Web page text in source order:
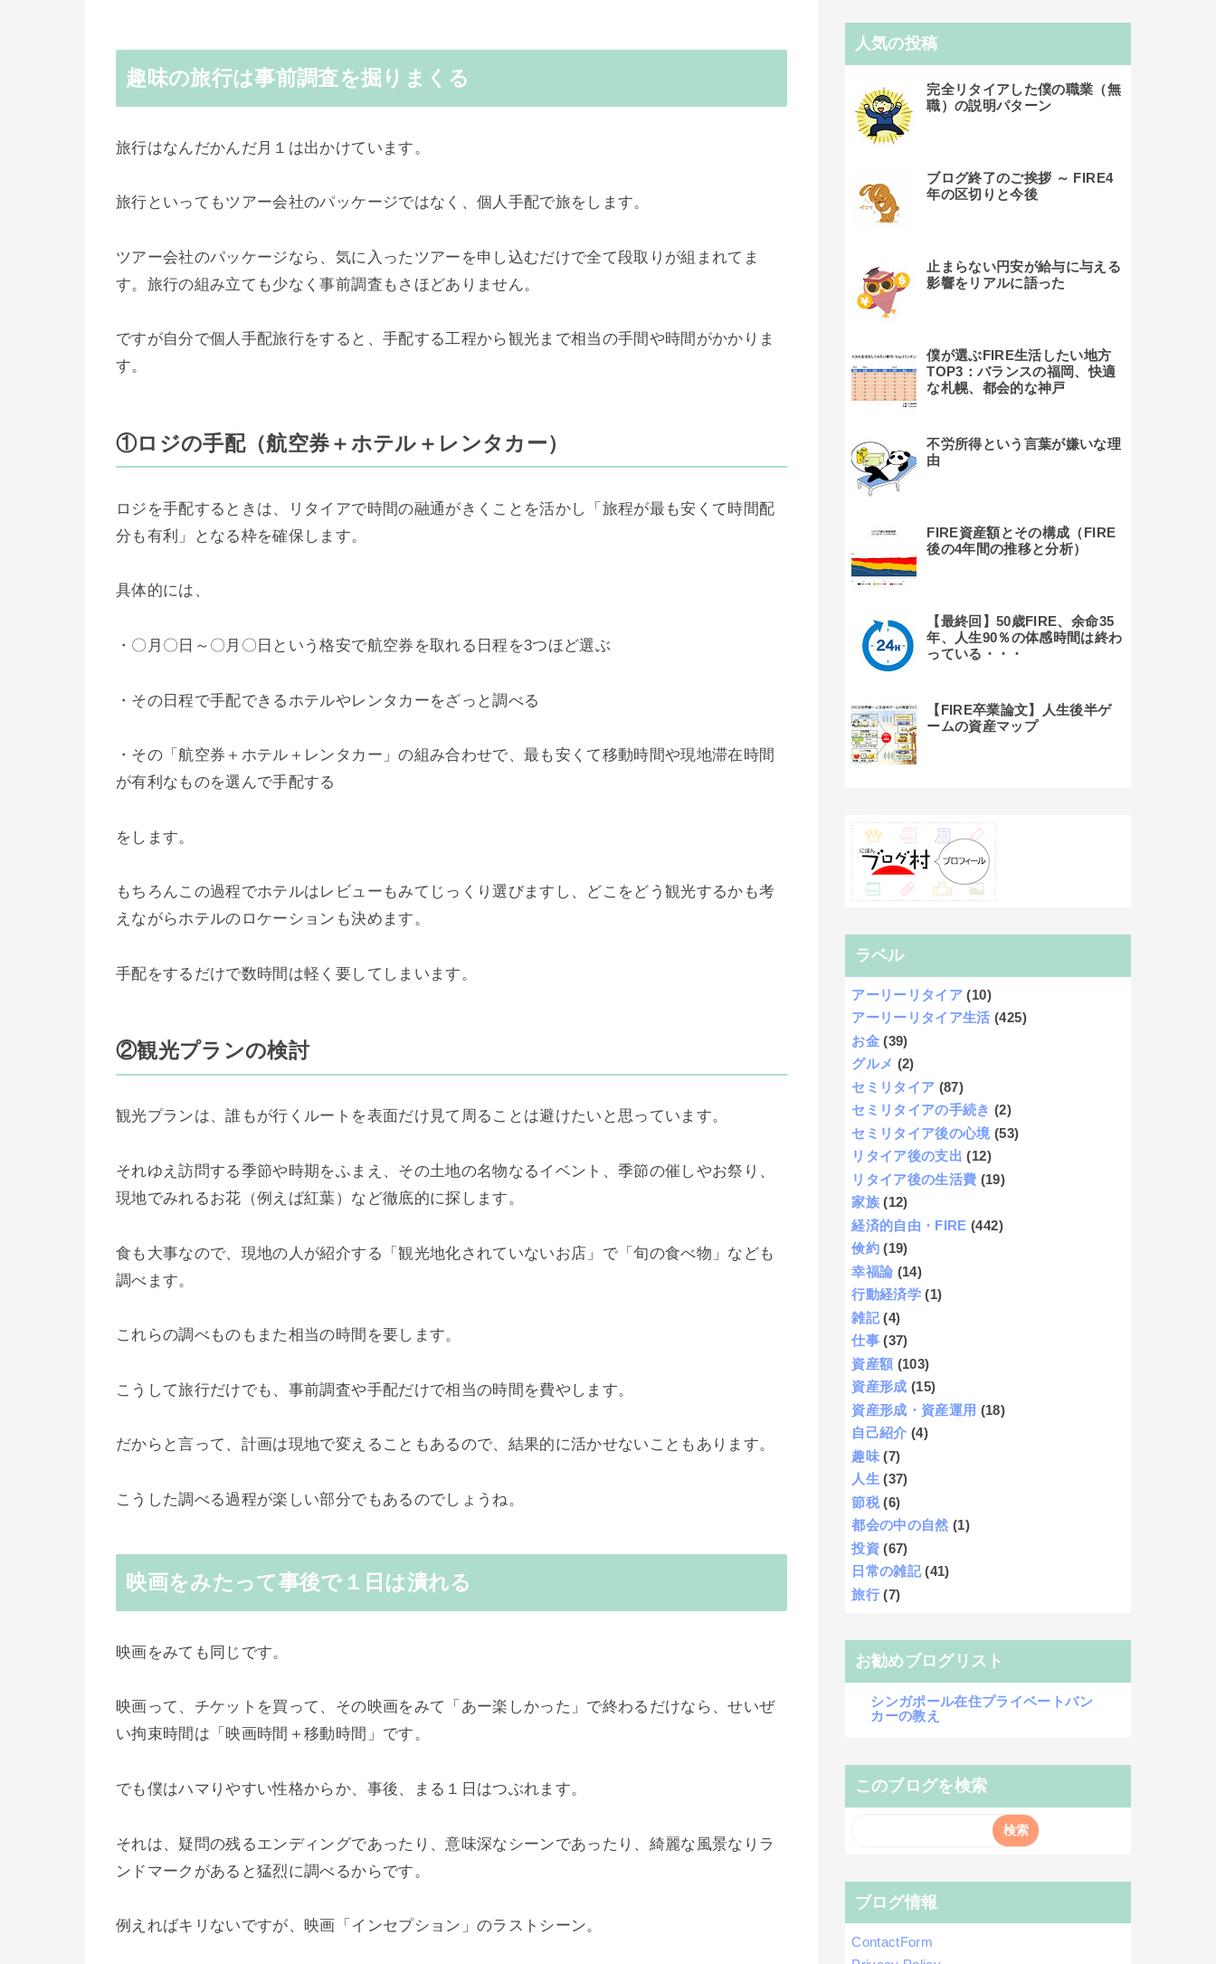
趣味の旅行は事前調査を掘りまくる
旅行はなんだかんだ月１は出かけています。
旅行といってもツアー会社のパッケージではなく、個人手配で旅をします。
ツアー会社のパッケージなら、気に入ったツアーを申し込むだけで全て段取りが組まれてま
す。旅行の組み立ても少なく事前調査もさほどありません。
ですが自分で個人手配旅行をすると、手配する工程から観光まで相当の手間や時間がかかりま
す。
①ロジの手配（航空券＋ホテル＋レンタカー）
ロジを手配するときは、リタイアで時間の融通がきくことを活かし「旅程が最も安くて時間配
分も有利」となる枠を確保します。
具体的には、
・〇月〇日～〇月〇日という格安で航空券を取れる日程を3つほど選ぶ
・その日程で手配できるホテルやレンタカーをざっと調べる
・その「航空券＋ホテル＋レンタカー」の組み合わせで、最も安くて移動時間や現地滞在時間
が有利なものを選んで手配する
をします。
もちろんこの過程でホテルはレビューもみてじっくり選びますし、どこをどう観光するかも考
えながらホテルのロケーションも決めます。
手配をするだけで数時間は軽く要してしまいます。
②観光プランの検討
観光プランは、誰もが行くルートを表面だけ見て周ることは避けたいと思っています。
それゆえ訪問する季節や時期をふまえ、その土地の名物なるイベント、季節の催しやお祭り、
現地でみれるお花（例えば紅葉）など徹底的に探します。
食も大事なので、現地の人が紹介する「観光地化されていないお店」で「旬の食べ物」なども
調べます。
これらの調べものもまた相当の時間を要します。
こうして旅行だけでも、事前調査や手配だけで相当の時間を費やします。
だからと言って、計画は現地で変えることもあるので、結果的に活かせないこともあります。
こうした調べる過程が楽しい部分でもあるのでしょうね。
映画をみたって事後で１日は潰れる
映画をみても同じです。
映画って、チケットを買って、その映画をみて「あー楽しかった」で終わるだけなら、せいぜ
い拘束時間は「映画時間＋移動時間」です。
でも僕はハマりやすい性格からか、事後、まる１日はつぶれます。
それは、疑問の残るエンディングであったり、意味深なシーンであったり、綺麗な風景なりラ
ンドマークがあると猛烈に調べるからです。
例えればキリないですが、映画「インセプション」のラストシーン。
人気の投稿
完全リタイアした僕の職業（無
職）の説明パターン
ブログ終了のご挨拶 ～ FIRE4
年の区切りと今後
止まらない円安が給与に与える
影響をリアルに語った
僕が選ぶFIRE生活したい地方
TOP3：バランスの福岡、快適
な札幌、都会的な神戸
不労所得という言葉が嫌いな理
由
FIRE資産額とその構成（FIRE
後の4年間の推移と分析）
【最終回】50歳FIRE、余命35
年、人生90％の体感時間は終わ
っている・・・
【FIRE卒業論文】人生後半ゲ
ームの資産マップ
ラベル
アーリーリタイア (10)
アーリーリタイア生活 (425)
お金 (39)
グルメ (2)
セミリタイア (87)
セミリタイアの手続き (2)
セミリタイア後の心境 (53)
リタイア後の支出 (12)
リタイア後の生活費 (19)
家族 (12)
経済的自由・FIRE (442)
倹約 (19)
幸福論 (14)
行動経済学 (1)
雑記 (4)
仕事 (37)
資産額 (103)
資産形成 (15)
資産形成・資産運用 (18)
自己紹介 (4)
趣味 (7)
人生 (37)
節税 (6)
都会の中の自然 (1)
投資 (67)
日常の雑記 (41)
旅行 (7)
お勧めブログリスト
シンガポール在住プライベートバン
カーの教え
このブログを検索
ブログ情報
ContactForm